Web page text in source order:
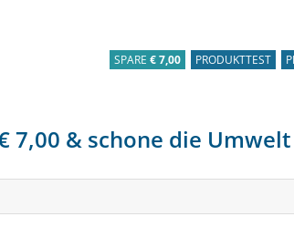
SPARE € 7,00 PRODUKTTEST
7,00 & schone die Umwelt